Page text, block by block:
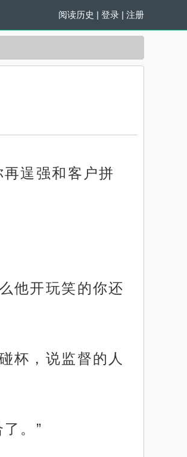
阅读历史 | 登录 | 注册
逞强和客户拼
他开玩笑的你还
杯，说监督的人
。”